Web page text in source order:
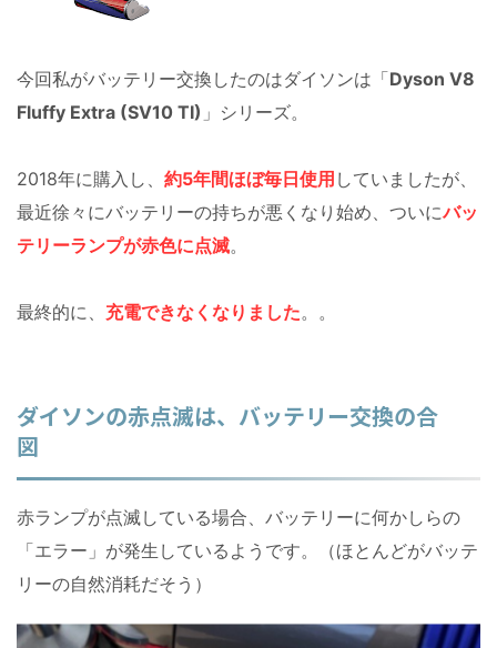
今回私がバッテリー交換したのはダイソンは「Dyson V8
Fluffy Extra (SV10 TI) 」シリーズ。
2018年に購入し、 約5年間ほぼ毎日使用 していましたが、
最近徐々にバッテリーの持ちが悪くなり始め、ついにバッ
テリーランプが赤色に点滅。
最終的に、 充電できなくなりました。。
ダイソンの赤点滅は、バッテリー交換の合
図
赤ランプが点滅している場合、バッテリーに何かしらの
「エラー」が発生しているようです。（ほとんどがバッテ
リーの自然消耗だそう）